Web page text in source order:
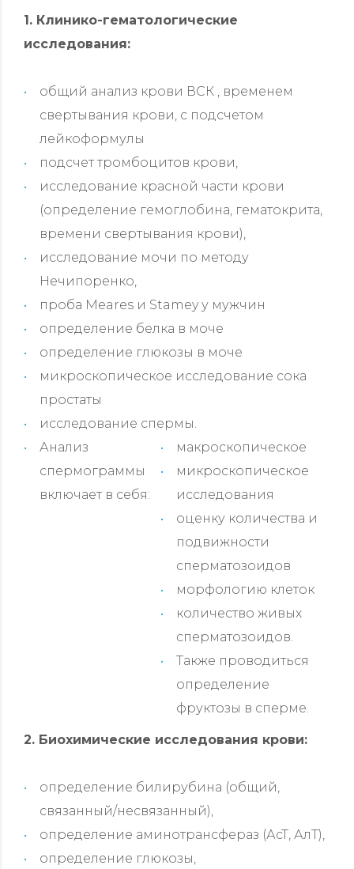
1. Клинико-гематологические
исследования:
общий анализ крови ВСК , временем
свертывания крови, с подсчетом
лейкоформулы
подсчет тромбоцитов крови,
исследование красной части крови
(определение гемоглобина, гематокрита,
времени свертывания крови),
исследование мочи по методу
Нечипоренко,
проба Meares и Stamey у мужчин
определение белка в моче
определение глюкозы в моче
микроскопическое исследование сока
простаты
исследование спермы.
Анализ
спермограммы
включает в себя:
макроскопическое
микроскопическое
исследования
оценку количества и
подвижности
сперматозоидов
морфологию клеток
количество живых
сперматозоидов.
Также проводиться
определение
фруктозы в сперме.
2. Биохимические исследования крови:
определение билирубина (общий,
связанный/несвязанный),
определение аминотрансфераз (АсТ, АлТ),
определение глюкозы,